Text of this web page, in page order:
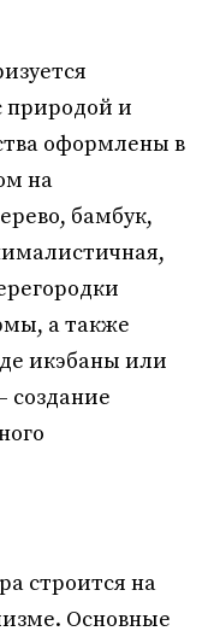
природой и
оформлены в
на
бамбук,
а также
икэбаны или
создание
строится на
Основные